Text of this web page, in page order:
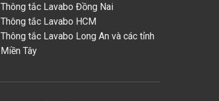
Thông tắc Lavabo Đồng Nai
Thông tắc Lavabo HCM
Thông tắc Lavabo Long An và các tỉnh
Miền Tây